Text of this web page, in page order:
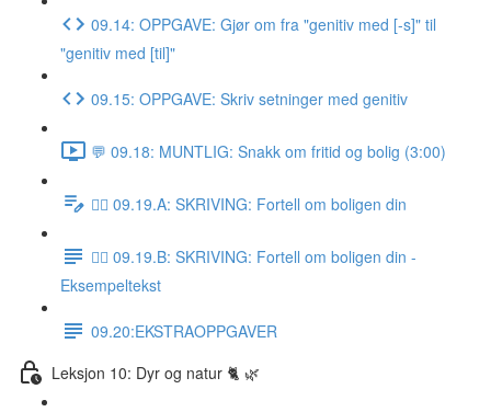
09.14: OPPGAVE: Gjør om fra "genitiv med [-s]" til
"genitiv med [til]"
09.15: OPPGAVE: Skriv setninger med genitiv
💬 09.18: MUNTLIG: Snakk om fritid og bolig (3:00)
✍🏼 09.19.A: SKRIVING: Fortell om boligen din
✍🏼 09.19.B: SKRIVING: Fortell om boligen din -
Eksempeltekst
09.20:EKSTRAOPPGAVER
Leksjon 10: Dyr og natur 🐈 🌿